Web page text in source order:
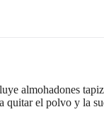
almohadones
el polvo y la